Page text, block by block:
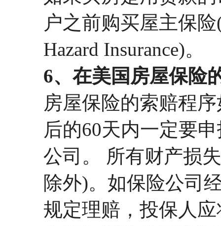
户之前购买屋主保险
Hazard Insurance)。
6、在美国房屋保险
房屋保险的索赔程
后的60天内一定要
公司。 所有财产损
除外)。如保险公司
规定理赔，投保人